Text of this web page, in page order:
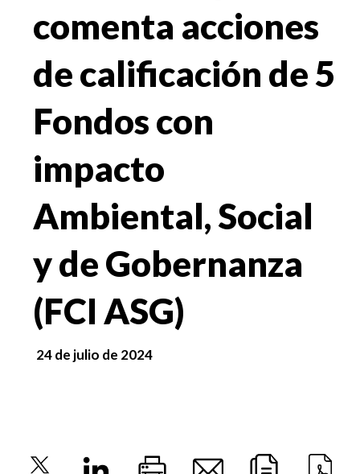
comenta acciones
de calificación de 5
Fondos con
impacto
Ambiental, Social
y de Gobernanza
(FCI ASG)
24 de julio de 2024